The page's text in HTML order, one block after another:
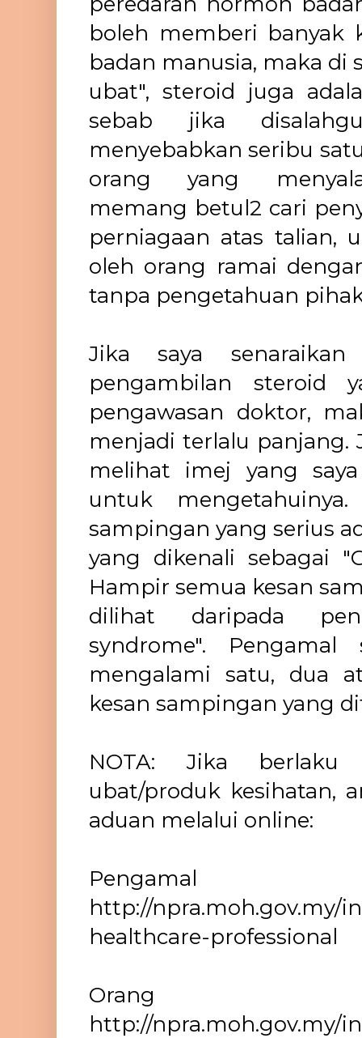
boleh memberi banyak
badan manusia, maka di
ubat", steroid juga
sebab jika
menyebabkan seribu
orang yang
memang betul2 cari
perniagaan atas talian,
oleh orang ramai
tanpa pengetahuan
Jika saya
pengambilan steroid
pengawasan doktor,
menjadi terlalu panjang.
melihat imej yang
untuk
sampingan yang serius
yang dikenali sebagai
Hampir semua kesan
dilihat daripada
syndrome".
mengalami satu, dua
kesan sampingan yang
NOTA: Jika berlaku
ubat/produk kesihatan,
aduan melalui online:
Pengamal
http://npra.moh.gov.my/
healthcare-professional
Orang
http://npra.moh.gov.my/